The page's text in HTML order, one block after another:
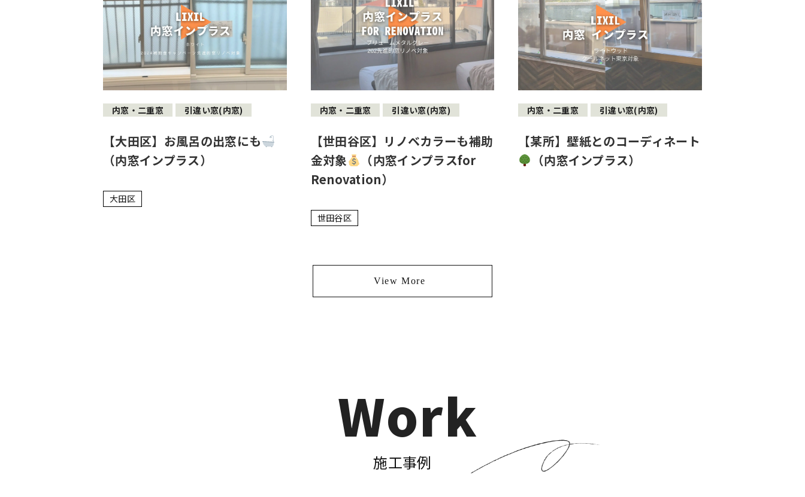
内窓・二重窓 引違い窓(内窓)
【大田区】お風呂の出窓にも
（内窓インプラス）
大田区
内窓・二重窓 引違い窓(内窓)
【世田谷区】リノベカラーも補助
金対象
（内窓インプラスfor
Renovation）
世田谷区
内窓・二重窓 引違い窓(内窓)
【某所】壁紙とのコーディネート
（内窓インプラス）
View More
Work
施工事例